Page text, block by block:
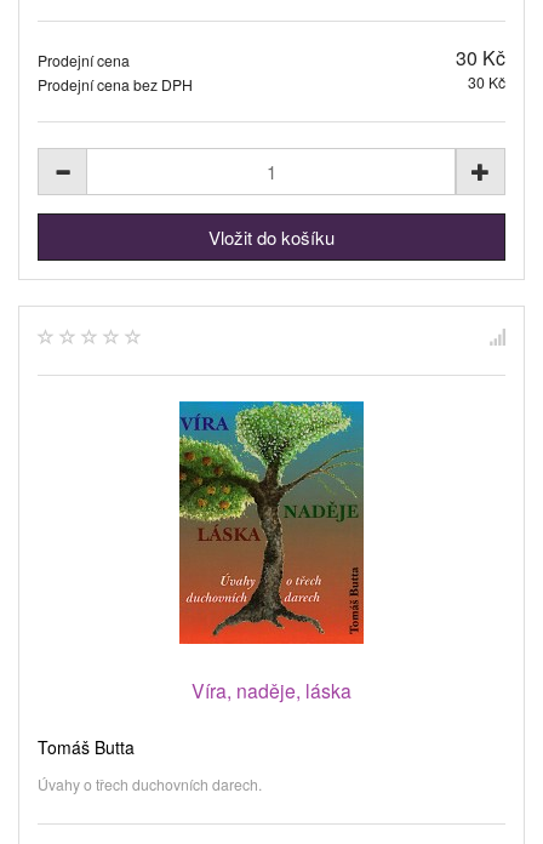
Prodejní cena 30 Kč
Prodejní cena bez DPH 30 Kč
Víra, naděje, láska
Tomáš Butta
Úvahy o třech duchovních darech.